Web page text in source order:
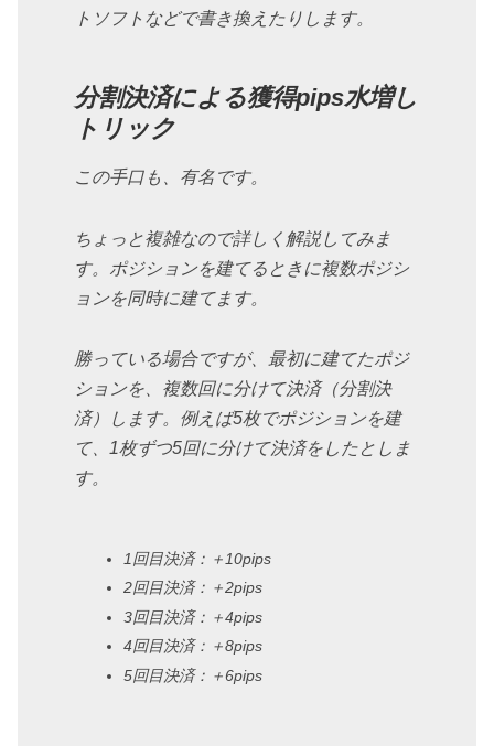
トソフトなどで書き換えたりします。
分割決済による獲得pips水増し
トリック
この手口も、有名です。
ちょっと複雑なので詳しく解説してみま
す。ポジションを建てるときに複数ポジシ
ョンを同時に建てます。
勝っている場合ですが、最初に建てたポジ
ションを、複数回に分けて決済（分割決
済）します。例えば5枚でポジションを建
て、1枚ずつ5回に分けて決済をしたとしま
す。
1回目決済：＋10pips
2回目決済：＋2pips
3回目決済：＋4pips
4回目決済：＋8pips
5回目決済：＋6pips